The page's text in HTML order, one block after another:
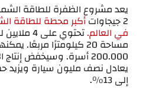
يعد مشروع الظفرة للطاقة
2 جيجاوات أكبر محطة للطاقة
في العالم. تحتوي
مساحة 20 كيلومترًا مربعًا.
200.000 أسرة. وسيخفض
يعادل نصف مليون سيارة ويزيد
إلى 13%.